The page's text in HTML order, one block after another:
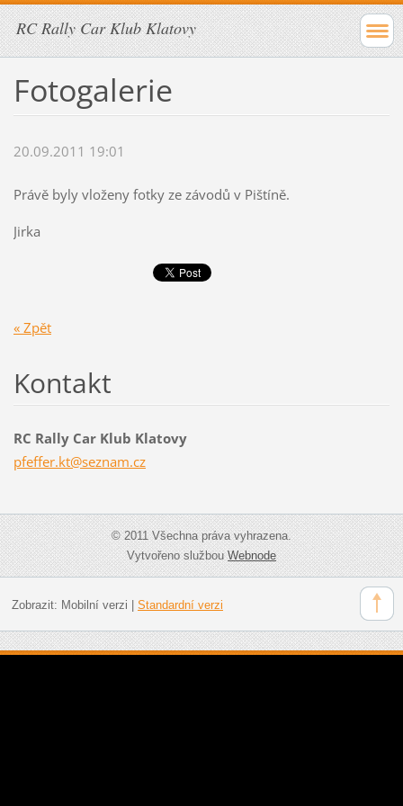
RC Rally Car Klub Klatovy
Fotogalerie
20.09.2011 19:01
Právě byly vloženy fotky ze závodů v Pištíně.
Jirka
« Zpět
Kontakt
RC Rally Car Klub Klatovy
pfeffer.kt@seznam.cz
© 2011 Všechna práva vyhrazena.
Vytvořeno službouWebnode
Zobrazit: Mobilní verzi Standardní verzi